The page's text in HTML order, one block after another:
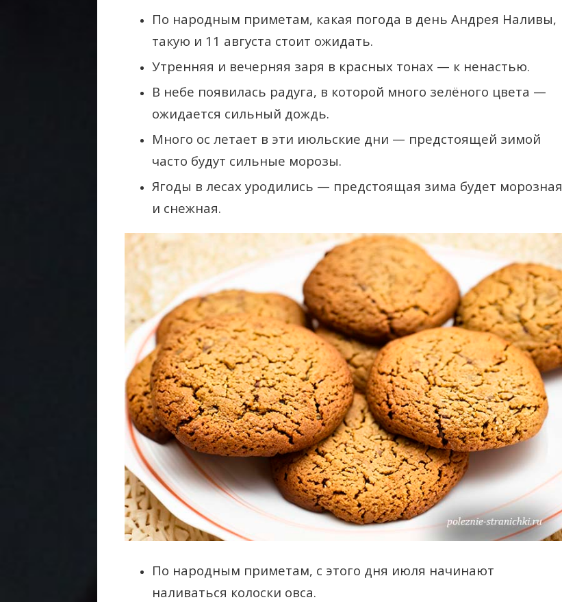
По народным приметам, какая погода в день Андрея Наливы,
такую и 11 августа стоит ожидать.
Утренняя и вечерняя заря в красных тонах — к ненастью.
В небе появилась радуга, в которой много зелёного цвета —
ожидается сильный дождь.
Много ос летает в эти июльские дни — предстоящей зимой
часто будут сильные морозы.
Ягоды в лесах уродились — предстоящая зима будет морозная
и снежная.
По народным приметам, с этого дня июля начинают
наливаться колоски овса.